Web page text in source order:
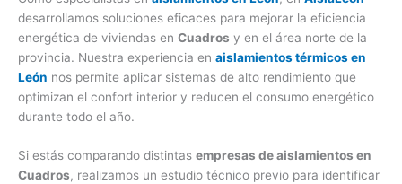
desarrollamos soluciones eficaces para mejorar la eficiencia
energética de viviendas en Cuadros y en el área norte de la
provincia. Nuestra experiencia en aislamientos térmicos en
León nos permite aplicar sistemas de alto rendimiento que
optimizan el confort interior y reducen el consumo energético
durante todo el año.
Si estás comparando distintas empresas de aislamientos en
Cuadros, realizamos un estudio técnico previo para identificar